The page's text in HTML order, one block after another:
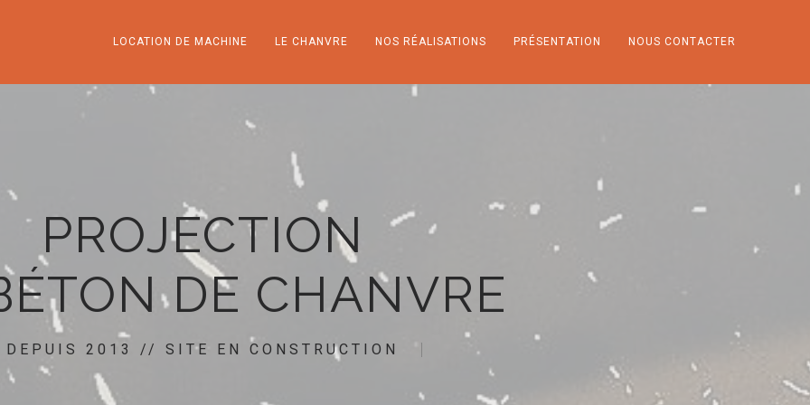
LOCATION DE MACHINE LE CHANVRE NOS RÉALISATIONS PRÉSENTATION NOUS CONTACTER
PROJECTION
DE CHANVRE
DEPUIS 2013 // SITE EN CONSTRUCTION